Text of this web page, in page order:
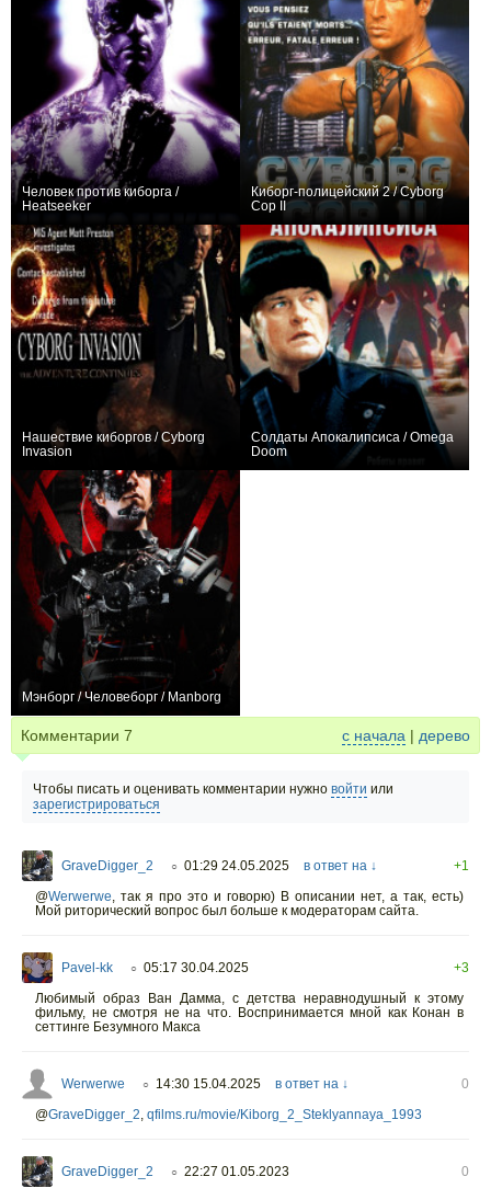
Человек против киборга /
Heatseeker
Киборг-полицейский 2 / Cyborg
Cop II
Нашествие киборгов / Cyborg
Invasion
Солдаты Апокалипсиса / Omega
Doom
Мэнборг / Человеборг / Manborg
Комментарии 7 с начала | дерево
Чтобы писать и оценивать комментарии нужно войти или
зарегистрироваться
GraveDigger_2 ○ 01:29 24.05.2025 в ответ на ↓
+1
@Werwerwe, так я про это и говорю) В описании нет, а так, есть)
Мой риторический вопрос был больше к модераторам сайта.
Pavel-kk ○ 05:17 30.04.2025
+3
Любимый образ Ван Дамма, с детства неравнодушный к этому
фильму, не смотря не на что. Воспринимается мной как Конан в
сеттинге Безумного Макса
Werwerwe ○ 14:30 15.04.2025 в ответ на ↓
0
@GraveDigger_2, qfilms.ru/movie/Kiborg_2_Steklyannaya_1993
GraveDigger_2 ○ 22:27 01.05.2023 0